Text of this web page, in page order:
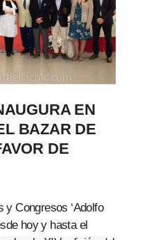
EN
BAZAR DE
DE
y Congresos ‘Adolfo
hoy y hasta el